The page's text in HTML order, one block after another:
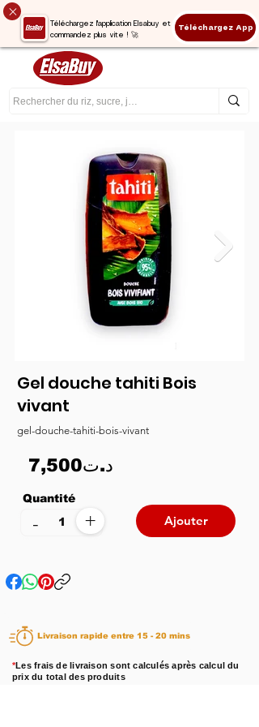
Téléchargez l'application Elsabuy et
commandez plus vite ! 🚀
Téléchargez App
Gel douche tahiti Bois
vivant
gel-douche-tahiti-bois-vivant
7,500د.ت
Quantité
+
- Ajouter
Livraison rapide entre 15 - 20 mins
*Les frais de livraison sont calculés après calcul du
prix du total des produits